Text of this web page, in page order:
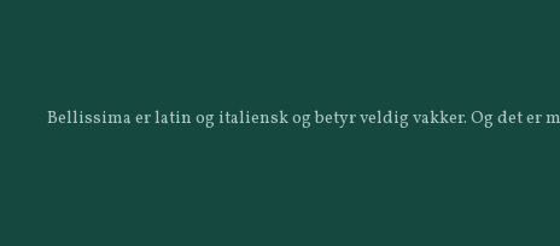
Bellissima er latin og italiensk og betyr veldig vakker. Og det